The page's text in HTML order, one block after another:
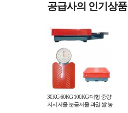
공급사의 인기상품
30KG 60KG 100KG 대형 중량
지시저울 눈금저울 과일 쌀 농